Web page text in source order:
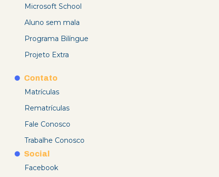
Microsoft School
Aluno sem mala
Programa Bilíngue
Projeto Extra
Contato
Matrículas
Rematrículas
Fale Conosco
Trabalhe Conosco
Social
Facebook